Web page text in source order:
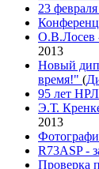
23 февраля
О.В.Лосев
2013
Новый
время!" (
95 лет НРЛ
Э.Т.
2013
R73ASP -
Проверка